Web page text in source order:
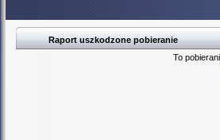
Raport uszkodzone pobieranie
To